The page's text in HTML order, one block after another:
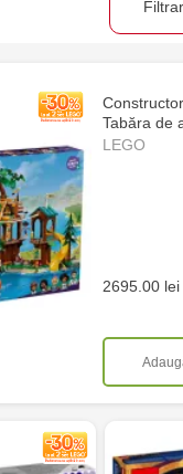
Tabăra de
LEGO
2695.00 lei